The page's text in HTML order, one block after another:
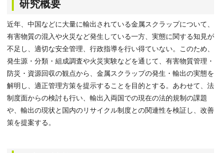
研究概要
近年、中国などに大量に輸出されている金属スクラップについて、
有害物質の混入や火災など発生している一方、実態に関する知見が
不足し、適切な安全管理、行政指導を行い得ていない。このため、
発生源・分類・組成調査や火災実験などを通じて、有害物質管理・
防災・資源回収の観点から、金属スクラップの発生・輸出の実態を
解明し、適正管理方策を提示することを目的とする。あわせて、法
制度面からの検討も行い、輸出入両国での現在の法的規制の課題
や、輸出の現状と国内のリサイクル制度との関連性を検証し、改善
策を提案する。